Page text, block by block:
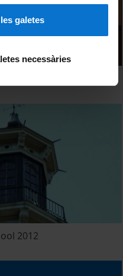
galetes
necessàries
2012